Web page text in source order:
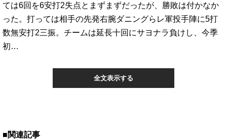
ては6回を6安打2失点とまずまずだったが、勝敗は付かなか
った。打っては相手の先発右腕ダニングらレ軍投手陣に5打
数無安打2三振。チームは延長十回にサヨナラ負けし、今季
初…
全文表示する
■関連記事